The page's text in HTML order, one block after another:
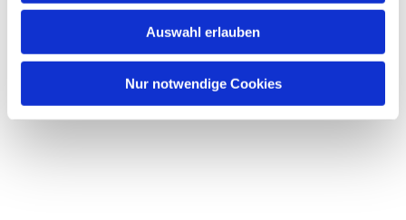
Auswahl erlauben
Nur notwendige Cookies